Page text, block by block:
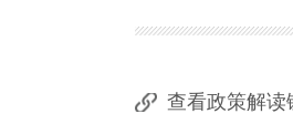
查看政策解读